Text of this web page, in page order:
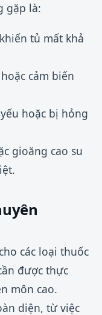
gặp là:
tủ mất khả
cảm biến
hoặc bị hỏng
gioăng cao su
các loại thuốc
được thực
môn cao.
diện, từ việc